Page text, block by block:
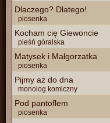
Dlaczego? Dlatego!
piosenka
Kocham cię Giewoncie
pieśń góralska
Matysek i Małgorzatka
piosenka
Pijmy aż do dna
monolog komiczny
Pod pantoflem
piosenka